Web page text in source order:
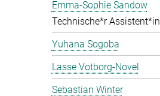
Emma-Sophie Sandow
Technische*r Assistent*in
Yuhana Sogoba
Lasse Votborg-Novel
Sebastian Winter